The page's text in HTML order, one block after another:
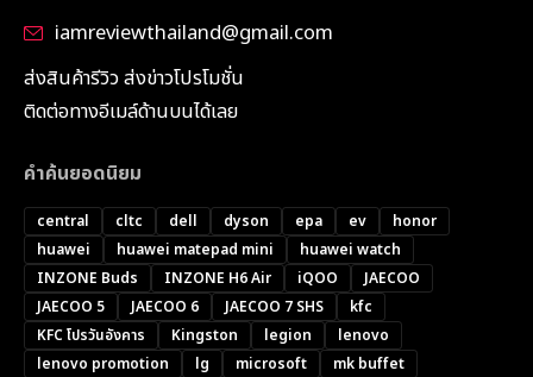
iamreviewthailand@gmail.com
ส่งสินค้ารีวิว ส่งข่าวโปรโมชั่น
ติดต่อทางอีเมล์ด้านบนได้เลย
คำค้นยอดนิยม
central cltc dell dyson epa ev
honor
huawei
huawei matepad mini
huawei watch
INZONE Buds
INZONE H6 Air iQOO
JAECOO
JAECOO 5
JAECOO 6 JAECOO 7 SHS
kfc
KFC โปรวันอังคาร
Kingston legion
lenovo
lenovo promotion
lg microsoft
mk buffet